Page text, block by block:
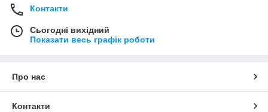
Контакти
Сьогодні вихідний
Показати весь графік роботи
Про нас
Контакти